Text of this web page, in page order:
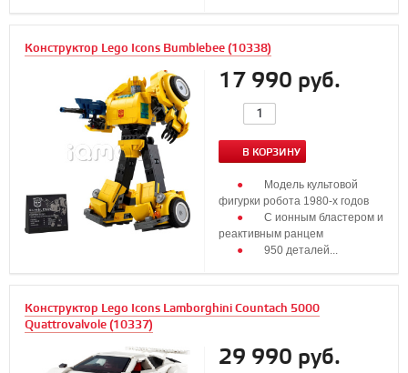
Конструктор Lego Icons Bumblebee (10338)
17 990 руб.
В КОРЗИНУ
Модель культовой
фигурки робота 1980-х годов
С ионным бластером и
реактивным ранцем
950 деталей...
Конструктор Lego Icons Lamborghini Countach 5000
Quattrovalvole (10337)
29 990 руб.